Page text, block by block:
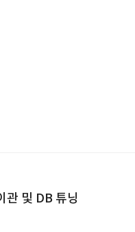
관 및 DB 튜닝